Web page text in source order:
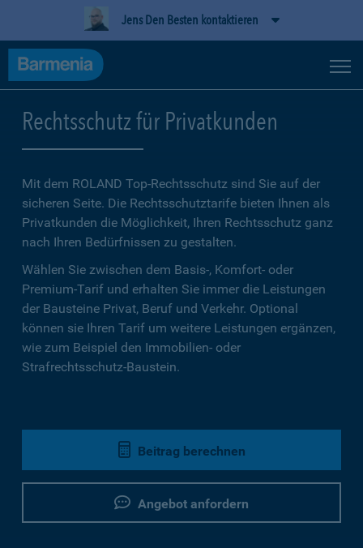
Jens Den Besten kontaktieren
Rechtsschutz für Privatkunden
Mit dem ROLAND Top-Rechtsschutz sind Sie auf der
sicheren Seite. Die Rechtsschutztarife bieten Ihnen als
Privatkunden die Möglichkeit, Ihren Rechtsschutz ganz
nach Ihren Bedürfnissen zu gestalten.
Wählen Sie zwischen dem Basis-, Komfort- oder
Premium-Tarif und erhalten Sie immer die Leistungen
der Bausteine Privat, Beruf und Verkehr. Optional
können sie Ihren Tarif um weitere Leistungen ergänzen,
wie zum Beispiel den Immobilien- oder
Strafrechtsschutz-Baustein.
Beitrag berechnen
Angebot anfordern